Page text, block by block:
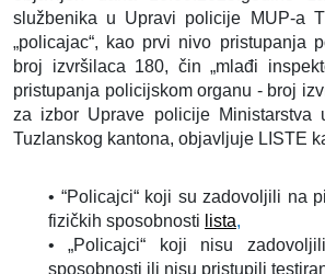
službenika u Upravi policije MUP-a
„policajac“, kao prvi nivo pristupanja
broj izvršilaca 180, čin „mlađi
pristupanja policijskom organu - broj
za izbor Uprave policije Ministarstva
Tuzlanskog kantona, objavljuje LISTE
• “Policajci“ koji su zadovoljili na
fizičkih sposobnosti lista,
• „Policajci“ koji nisu
sposobnosti ili nisu pristupili